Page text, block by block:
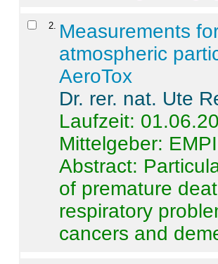
2
Measurements
atmospheric
AeroTox
Dr. rer. nat. Ute
Laufzeit:
Mittelgeber:
Abstract:
of premature
respiratory
cancers and